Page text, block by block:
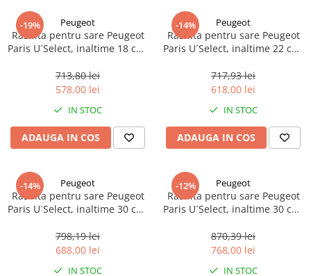
-19% Peugeot
Rasnita pentru sare Peugeot
Paris U´Select, inaltime 18 cm,
buc
713,80 lei
578,00 lei
IN STOC
ADAUGA IN COS
-14% Peugeot
Rasnita pentru sare Peugeot
Paris U´Select, inaltime 22 cm,
buc
717,93 lei
618,00 lei
IN STOC
ADAUGA IN COS
-14% Peugeot
Rasnita pentru sare Peugeot
Paris U´Select, inaltime 30 cm,
798,19 lei
688,00 lei
IN STOC
-12% Peugeot
Rasnita pentru sare Peugeot
Paris U´Select, inaltime 30 cm,
buc
870,39 lei
768,00 lei
IN STOC